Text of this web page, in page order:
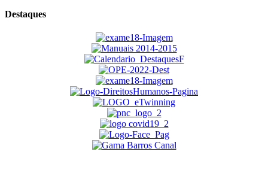
Destaques